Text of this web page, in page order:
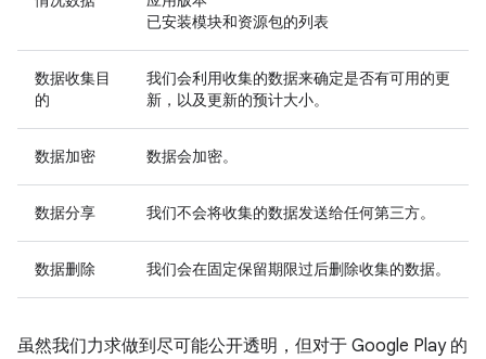
已安装模块和资源包的列表
数据收集目
的
我们会利用收集的数据来确定是否有可用的更
新，以及更新的预计大小。
数据加密 数据会加密。
数据分享 我们不会将收集的数据发送给任何第三方。
数据删除 我们会在固定保留期限过后删除收集的数据。
虽然我们力求做到尽可能公开透明，但对于 Google Play 的